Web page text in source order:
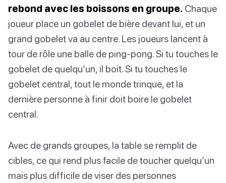
rebond avec les boissons en groupe. Chaque
joueur place un gobelet de bière devant lui, et un
grand gobelet va au centre. Les joueurs lancent à
tour de rôle une balle de ping-pong. Si tu touches le
gobelet de quelqu’un, il boit. Si tu touches le
gobelet central, tout le monde trinque, et la
dernière personne à finir doit boire le gobelet
central.
Avec de grands groupes, la table se remplit de
cibles, ce qui rend plus facile de toucher quelqu’un
mais plus difficile de viser des personnes